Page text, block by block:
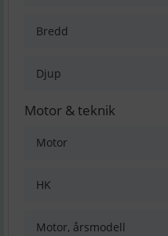
Bredd
Djup
Motor & teknik
Motor
HK
Motor, årsmodell